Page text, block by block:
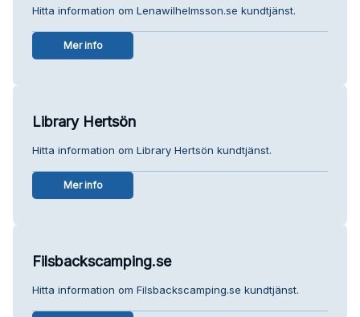
Hitta information om Lenawilhelmsson.se kundtjänst.
Mer info
Library Hertsön
Hitta information om Library Hertsön kundtjänst.
Mer info
Filsbackscamping.se
Hitta information om Filsbackscamping.se kundtjänst.